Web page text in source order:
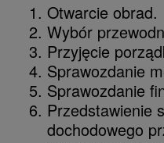
Otwarcie obrad.
Wybór
Przyjęcie
Sprawozdanie
Sprawozdanie
Przedstawienie
dochodowego